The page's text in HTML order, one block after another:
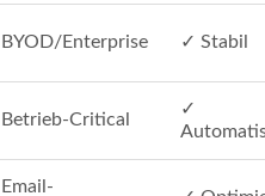
BYOD/Enterprise ✓ Stabil
Betrieb-Critical
✓
Email-